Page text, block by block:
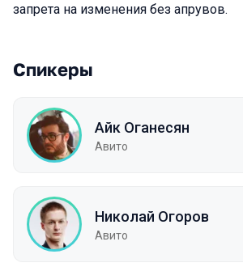
запрета на изменения без апрувов.
Спикеры
Айк Оганесян
Авито
Николай Огоров
Авито